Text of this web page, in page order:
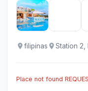
filipinas Station 2,
Place not found